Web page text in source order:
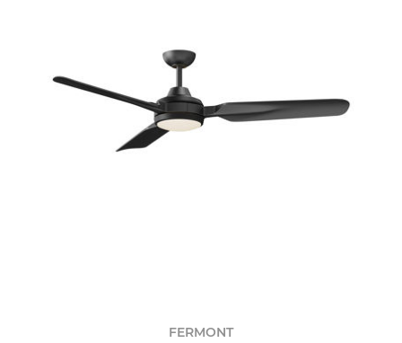
FERMONT